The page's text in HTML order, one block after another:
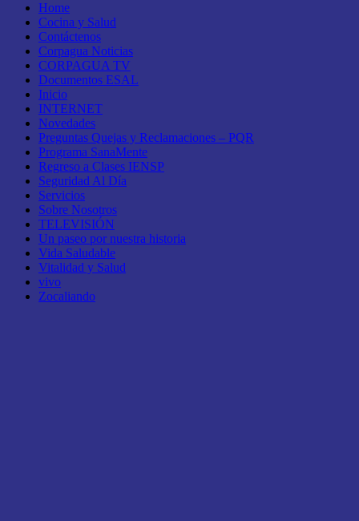
Home
Cocina y Salud
Contáctenos
Corpagua Noticias
CORPAGUA TV
Documentos ESAL
Inicio
INTERNET
Novedades
Preguntas Quejas y Reclamaciones – PQR
Programa SanaMente
Regreso a Clases IENSP
Seguridad Al Día
Servicios
Sobre Nosotros
TELEVISIÓN
Un paseo por nuestra historia
Vida Saludable
Vitalidad y Salud
vivo
Zocaliando